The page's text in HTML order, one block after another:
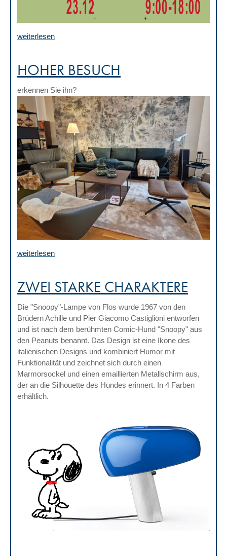
weiterlesen
HOHER BESUCH
erkennen Sie ihn?
weiterlesen
ZWEI STARKE CHARAKTERE
Die "Snoopy"-Lampe von Flos wurde 1967 von den
Brüdern Achille und Pier Giacomo Castiglioni entworfen
und ist nach dem berühmten Comic-Hund "Snoopy" aus
den Peanuts benannt. Das Design ist eine Ikone des
italienischen Designs und kombiniert Humor mit
Funktionalität und zeichnet sich durch einen
Marmorsockel und einen emaillierten Metallschirm aus,
der an die Silhouette des Hundes erinnert. In 4 Farben
erhältlich.